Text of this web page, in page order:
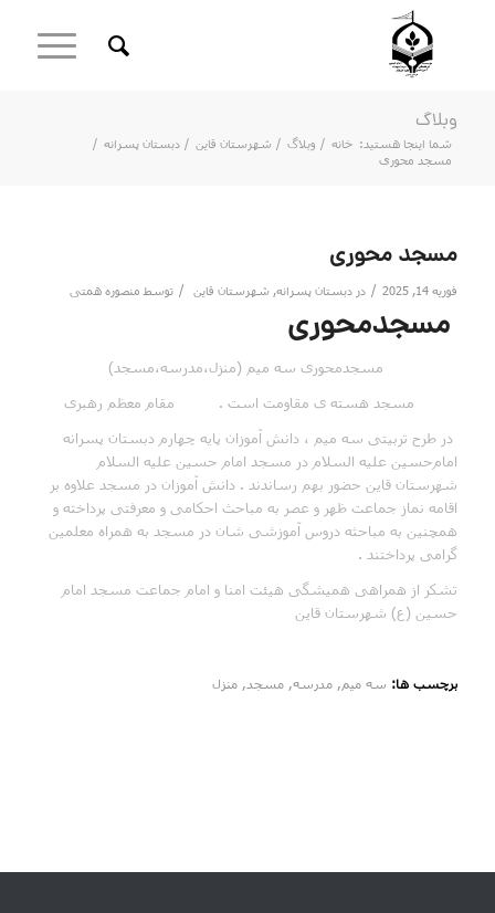
وبلاگ
شما اینجا هستید: خانه / وبلاگ / شهرستان قاین / دبستان پسرانه /
مسجد محوری
مسجد محوری
فوریه 14, 2025 / در دبستان پسرانه, شهرستان قاین / توسط منصوره همتی
مسجدمحوری
مسجدمحوری سه میم ‌(منزل،مدرسه،مسجد)
مسجد هسته ی مقاومت است . مقام معظم رهبری
در طرح تربیتی سه میم ، دانش آموزان پایه چهارم دبستان پسرانه
امام‌حسین علیه السلام در مسجد امام حسین علیه السلام
شهرستان قاین حضور بهم رساندند . دانش آموزان در مسجد علاوه بر
اقامه نماز جماعت ظهر و عصر به مباحث احکامی و معرفتی پرداخته و
همچنین به مباحثه دروس آموزشی شان در مسجد به همراه معلمین
گرامی پرداختند .
تشکر از همراهی همیشگی هیئت امنا و امام جماعت مسجد امام
حسین (ع) شهرستان قاین
برچسب ها: سه میم, مدرسه, مسجد , منزل